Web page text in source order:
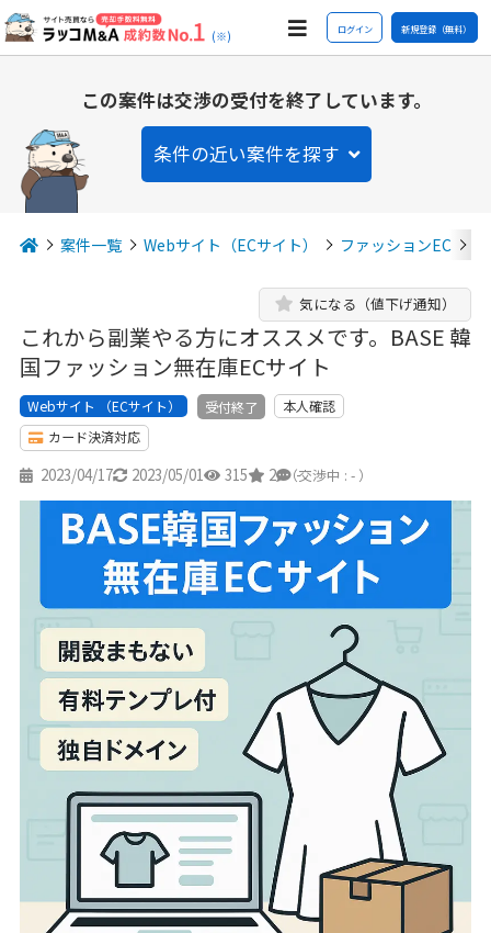
(※) ログイン 新規登録（無料）
この案件は交渉の受付を終了しています。
条件の近い案件を探す
案件一覧 Webサイト（ECサイト） ファッションEC
これから副業やる方にオススメです。BASE 韓
国ファッション無在庫ECサイト
気になる（値下げ通知）
Webサイト （ECサイト） 受付終了
本人確認
カード決済対応
2023/04/17 2023/05/01 315 2 -
（交渉中 : - ）